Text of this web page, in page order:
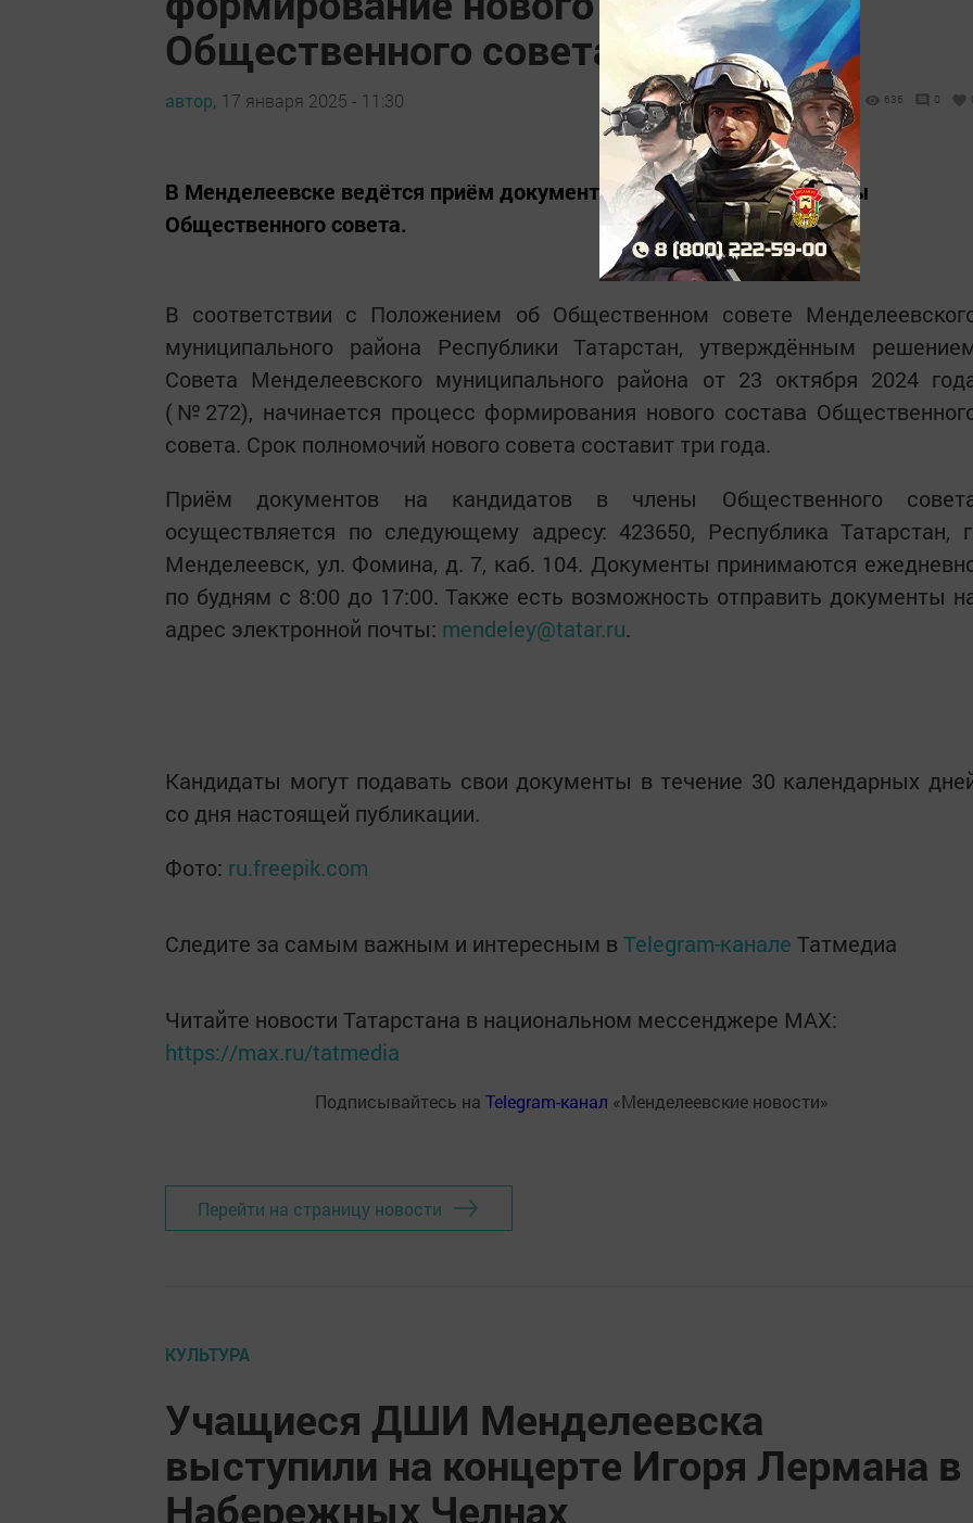
Общественного совета
автор, 17 января 2025 - 11:30 636 0
В Менделеевске ведётся приём документов на кандидатов в члены
Общественного совета.
В соответствии с Положением об Общественном совете
муниципального района Республики Татарстан, утверждённым
Совета Менделеевского муниципального района от 23 октября 2024
(№272), начинается процесс формирования нового состава
совета. Срок полномочий нового совета составит три года.
Приём документов на кандидатов в члены Общественного
осуществляется по следующему адресу: 423650, Республика Татарстан,
Менделеевск, ул. Фомина, д. 7, каб. 104. Документы принимаются
по будням с 8:00 до 17:00. Также есть возможность отправить документы
адрес электронной почты: mendeley@tatar.ru.
Кандидаты могут подавать свои документы в течение 30 календарных
со дня настоящей публикации.
Фото: ru.freepik.com
Следите за самым важным и интересным в Telegram-канале Татмедиа
Читайте новости Татарстана в национальном мессенджере MАХ:
https://max.ru/tatmedia
Подписывайтесь на Telegram-канал «Менделеевские новости»
Перейти на страницу новости
КУЛЬТУРА
Учащиеся ДШИ Менделеевска
выступили на концерте Игоря Лермана в
Набережных Челнах